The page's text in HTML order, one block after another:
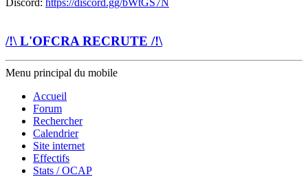
/!\ L'OFCRA RECRUTE /!\
Menu principal du mobile
Accueil
Forum
Rechercher
Calendrier
Site internet
Effectifs
Stats / OCAP